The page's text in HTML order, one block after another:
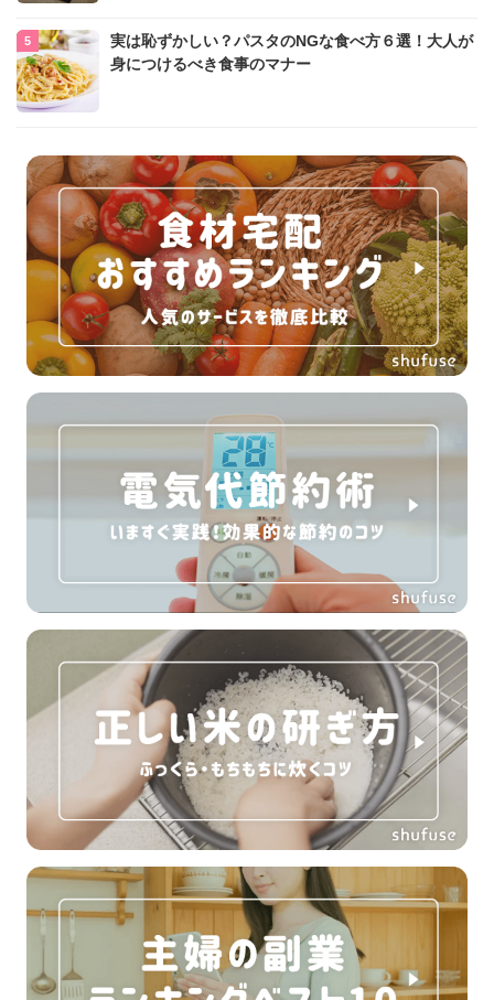
実は恥ずかしい？パスタのNGな食べ方６選！大人が
身につけるべき食事のマナー